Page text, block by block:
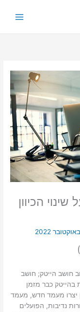
הכיוון
חושב הייטק; חושב
כבר מזמן
יצרו מעמד חדש, מעמד
נדיבות, הפועלים